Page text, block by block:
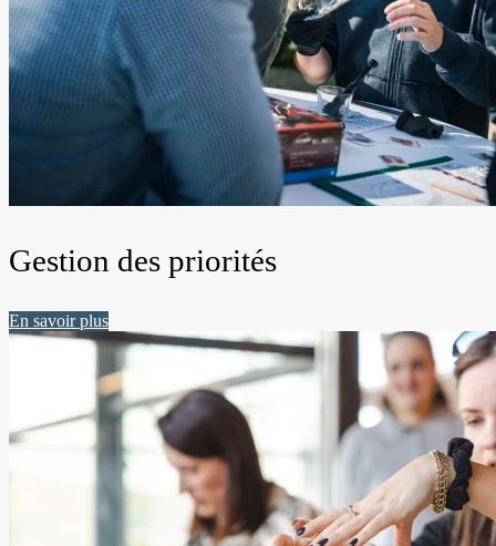
Gestion des priorités
En savoir plus